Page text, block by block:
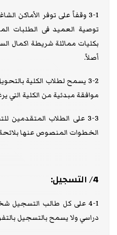
3-1 وقفاً على توفر الأماكن
توصية العميد فى الطلبات
بكليات مماثلة شريطة اكمال
أصلاً.
3-2 يسمح لطلاب الكلية
موافقة مبدئية من الكلية التي
3-3 على الطلاب المتقدمين
الخطوات المنصوص عنها
4/ التسجيل:
4-1 على كل طالب التسجيل
دراسي ولا يسمح بالتسجيل